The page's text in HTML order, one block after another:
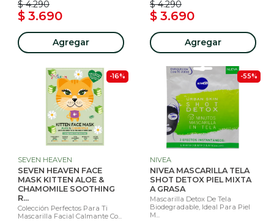
$ 4.290
$ 3.690
Agregar
$ 4.290
$ 3.690
Agregar
-16%
SEVEN HEAVEN
SEVEN HEAVEN FACE
MASK KITTEN ALOE &
CHAMOMILE SOOTHING
R...
Colección Perfectos Para Ti
Mascarilla Facial Calmante Co...
-55%
NIVEA
NIVEA MASCARILLA TELA
SHOT DETOX PIEL MIXTA
A GRASA
Mascarilla Detox De Tela
Biodegradable, Ideal Para Piel
M...